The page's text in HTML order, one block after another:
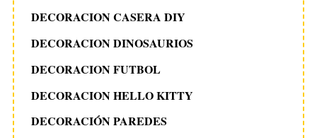
DECORACION CASERA DIY
DECORACION DINOSAURIOS
DECORACION FUTBOL
DECORACION HELLO KITTY
DECORACIÓN PAREDES